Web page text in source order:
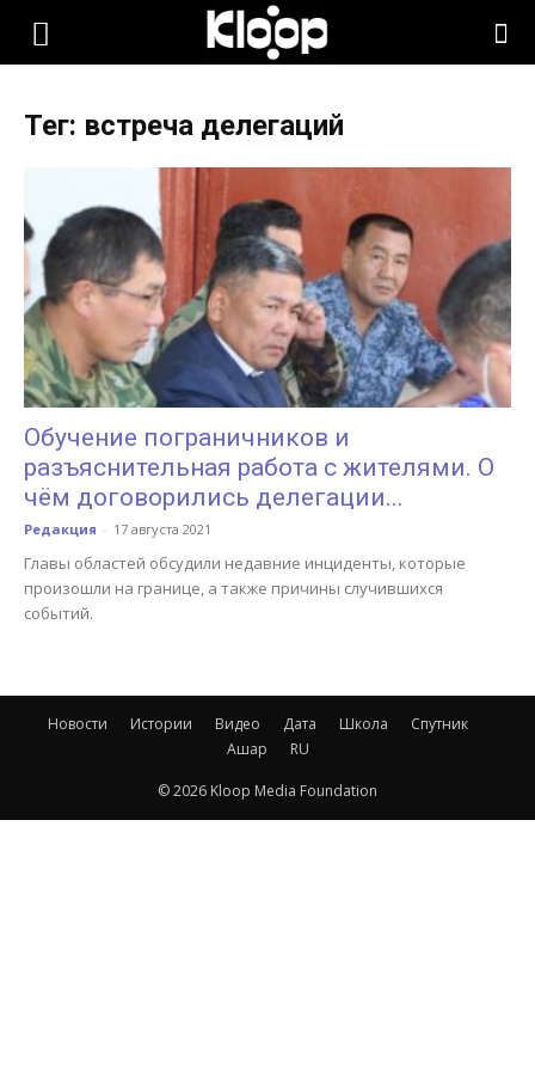
KLOOP.KG
Новости
Кыргызстана
Тег: встреча делегаций
Обучение пограничников и
разъяснительная работа с жителями. О
чём договорились делегации...
Редакция - 17 августа 2021
Главы областей обсудили недавние инциденты, которые
произошли на границе, а также причины случившихся
событий.
Новости Истории Видео Дата Школа
Спутник
Ашар
RU
© 2026 Kloop Media Foundation